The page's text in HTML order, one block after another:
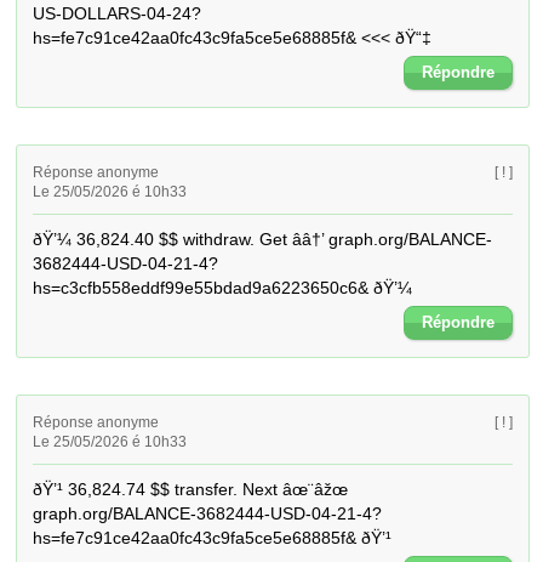
US-DOLLARS-04-24?
hs=fe7c91ce42aa0fc43c9fa5ce5e68885f& <<< ðŸ“‡
Répondre
Réponse anonyme
Le 25/05/2026 é 10h33
[ ! ]
ðŸ’¼ 36,824.40 $$ withdraw. Get â­â†’ graph.org/BALANCE-
3682444-USD-04-21-4?
hs=c3cfb558eddf99e55bdad9a6223650c6& ðŸ’¼
Répondre
Réponse anonyme
Le 25/05/2026 é 10h33
[ ! ]
ðŸ’¹ 36,824.74 $$ transfer. Next âœ¨âžœ
graph.org/BALANCE-3682444-USD-04-21-4?
hs=fe7c91ce42aa0fc43c9fa5ce5e68885f& ðŸ’¹